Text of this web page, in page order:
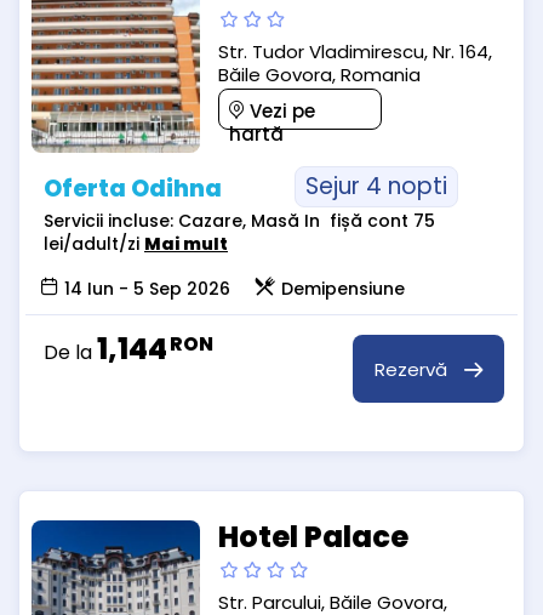
Str. Tudor Vladimirescu, Nr. 164,
Băile Govora, Romania
Vezi pe
hartă
Oferta Odihna Sejur 4 nopti
Servicii incluse: Cazare, Masă In fișă cont 75
lei/adult/zi Mai mult
14 Iun - 5 Sep 2026
Demipensiune
De la1,144RON
Rezervă
Hotel Palace
Str. Parcului, Băile Govora,